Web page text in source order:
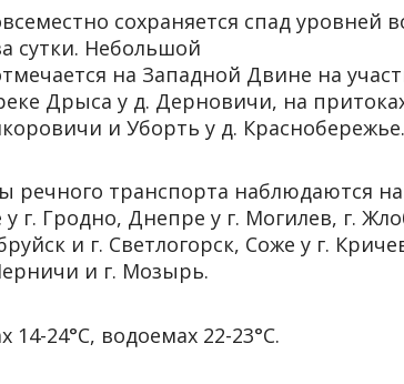
сохраняется спад уровней
сутки. Небольшой
на Западной Двине на
Дрыса у д. Дерновичи, на
и Уборть у д. Краснобережье.
речного транспорта наблюдаются на
г. Гродно, Днепре у г. Могилев, г.
и г. Светлогорск, Соже у г.
и г. Мозырь.
24°С, водоемах 22-23°С.